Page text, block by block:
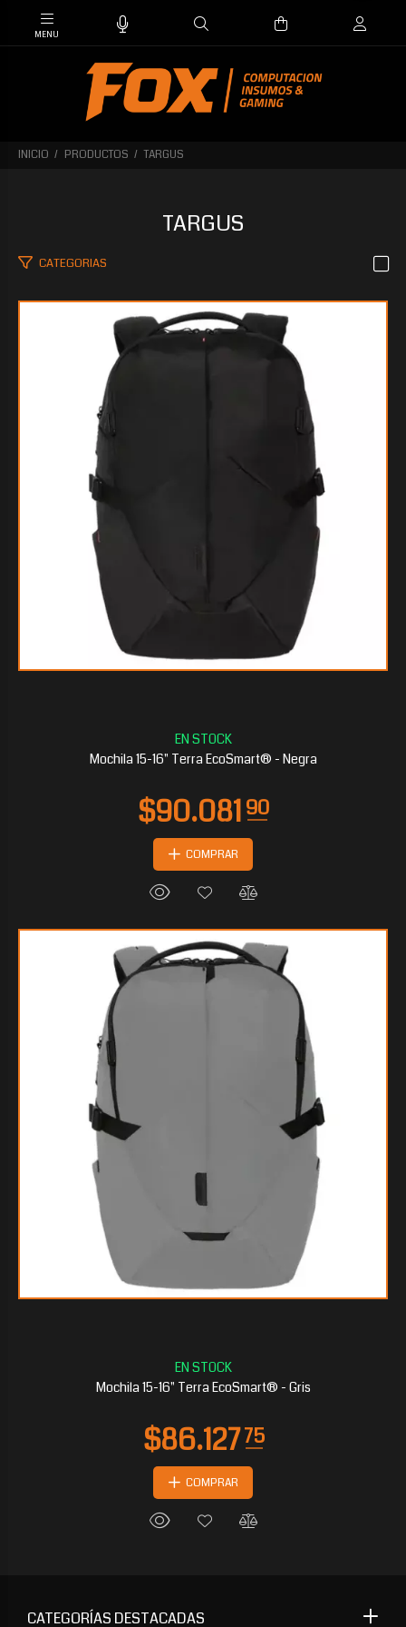
INICIO PRODUCTOS TARGUS
TARGUS
CATEGORIAS
Mochila 15-16" Terra EcoSmart® - Negra
$90.081
COMPRAR
Mochila 15-16" Terra EcoSmart® - Gris
COMPRAR
CATEGORÍAS DESTACADAS